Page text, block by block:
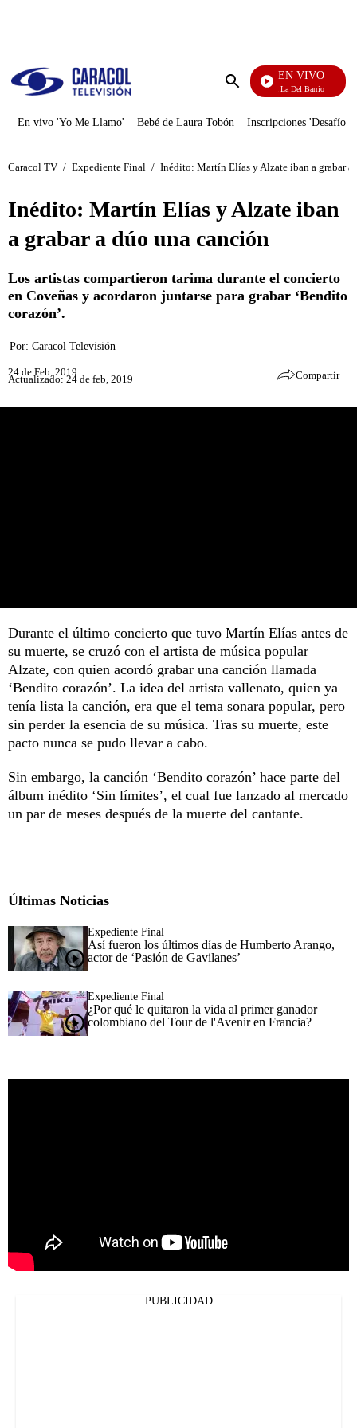
Enviar
EN VIVO
María La Del Barrio
En vivo 'Yo Me Llamo' Bebé de Laura Tobón Inscripciones 'Desafío'
Caracol TV / Expediente Final / Inédito: Martín Elías y Alzate iban a grabar a
Inédito: Martín Elías y Alzate iban
a grabar a dúo una canción
Los artistas compartieron tarima durante el concierto
en Coveñas y acordaron juntarse para grabar ‘Bendito
corazón’.
Por: Caracol Televisión
24 de Feb, 2019
Actualizado: 24 de feb, 2019 Compartir
Durante el último concierto que tuvo Martín Elías antes de
su muerte, se cruzó con el artista de música popular
Alzate, con quien acordó grabar una canción llamada
‘Bendito corazón’. La idea del artista vallenato, quien ya
tenía lista la canción, era que el tema sonara popular, pero
sin perder la esencia de su música. Tras su muerte, este
pacto nunca se pudo llevar a cabo.
Sin embargo, la canción ‘Bendito corazón’ hace parte del
álbum inédito ‘Sin límites’, el cual fue lanzado al mercado
un par de meses después de la muerte del cantante.
Últimas Noticias
Expediente Final
Así fueron los últimos días de Humberto Arango,
actor de ‘Pasión de Gavilanes’
Expediente Final
¿Por qué le quitaron la vida al primer ganador
colombiano del Tour de l'Avenir en Francia?
PUBLICIDAD